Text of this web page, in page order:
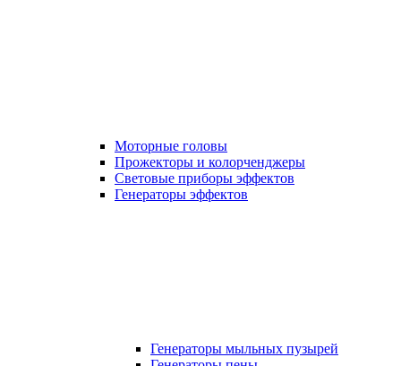
Моторные головы
Прожекторы и колорченджеры
Световые приборы эффектов
Генераторы эффектов
Генераторы мыльных пузырей